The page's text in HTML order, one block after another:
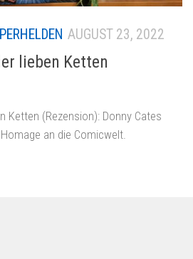
AUGUST 23, 2022
lieben Ketten
Ketten (Rezension): Donny Cates
an die Comicwelt.